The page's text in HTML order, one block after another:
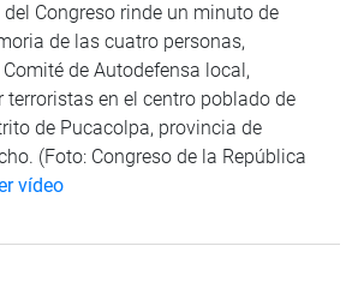
Congreso rinde un minuto de
de las cuatro personas,
de Autodefensa local,
terroristas en el centro poblado de
de Pucacolpa, provincia de
(Foto: Congreso de la República
vídeo